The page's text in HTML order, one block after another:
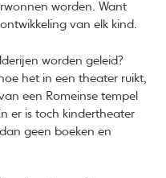
worden. Want
van elk kind.
worden geleid?
het in een theater ruikt,
een Romeinse tempel
er is toch kindertheater
geen boeken en